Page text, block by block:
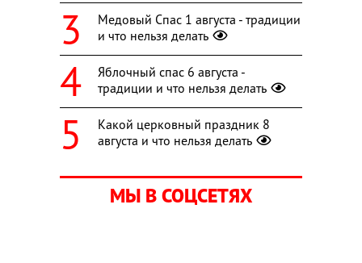
Медовый Спас 1 августа - традиции
и что нельзя делать
Яблочный спас 6 августа -
традиции и что нельзя делать
Какой церковный праздник 8
августа и что нельзя делать
МЫ В СОЦСЕТЯХ